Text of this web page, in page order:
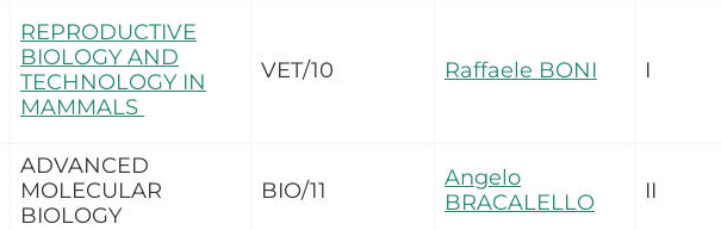
REPRODUCTIVE
BIOLOGY AND
TECHNOLOGY IN
MAMMALS
VET/10 Raffaele BONI I
ADVANCED
MOLECULAR
BIOLOGY
BIO/11
Angelo
BRACALELLO
II